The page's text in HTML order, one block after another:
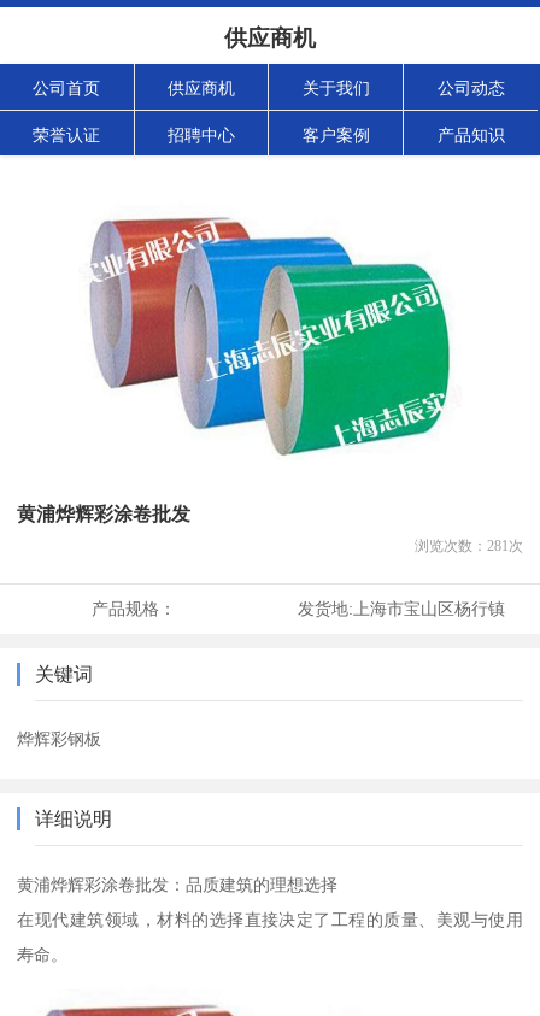
供应商机
公司首页 供应商机 关于我们 公司动态
荣誉认证 招聘中心 客户案例 产品知识
黄浦烨辉彩涂卷批发
浏览次数： 281次
产品规格： 发货地: 上海市宝山区杨行镇
关键词
烨辉彩钢板
详细说明
黄浦烨辉彩涂卷批发：品质建筑的理想选择
在现代建筑领域，材料的选择直接决定了工程的质量、美观与使用
寿命。